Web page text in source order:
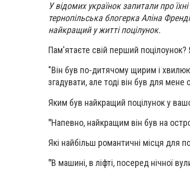
У відомих українок запитали про
тернопільська блогерка Аліна
найкращий у житті поцілунок.
Пам'ятаєте свій перший поцілоунок?
"Він був по-дитячому щирим і
згадувати, але тоді він був для
Яким був найкращий поцілунок у
"Напевно, найкращим він був на
Які найбільш романтичні місця для
"В машині, в ліфті, посеред нічної